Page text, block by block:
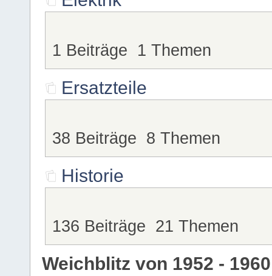
1 Beiträge 1 Themen
Ersatzteile
38 Beiträge 8 Themen
Historie
136 Beiträge 21 Themen
Weichblitz von 1952 - 1960